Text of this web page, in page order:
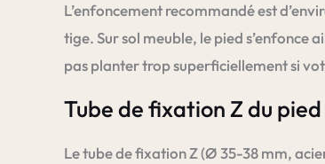
L’enfoncement recommandé est
tige. Sur sol meuble, le pied s’enfonce
pas planter trop superficiellement si
Tube de fixation Z du
Le tube de fixation Z (Ø 35-38 mm,